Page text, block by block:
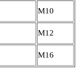
M10
M12
M16